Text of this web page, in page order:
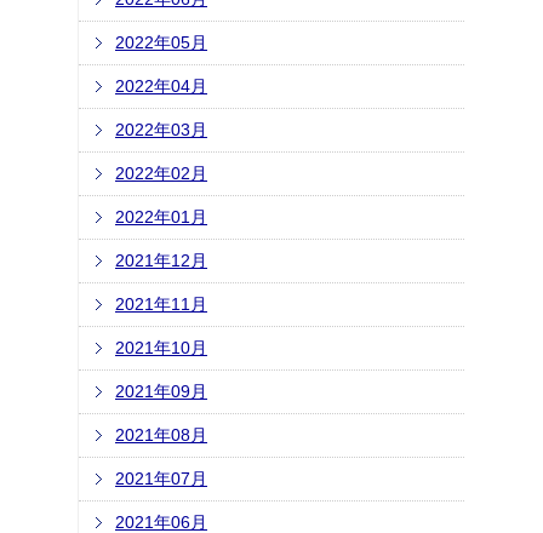
2022年05月
2022年04月
2022年03月
2022年02月
2022年01月
2021年12月
2021年11月
2021年10月
2021年09月
2021年08月
2021年07月
2021年06月